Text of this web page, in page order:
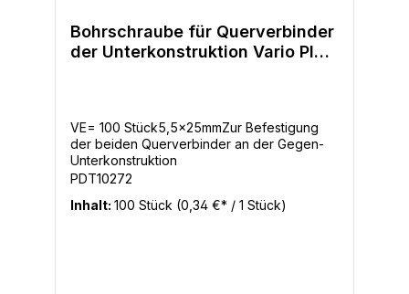
Bohrschraube für Querverbinder
der Unterkonstruktion Vario Plus
VE= 100 Stück5,5x25mmZur Befestigung
der beiden Querverbinder an der Gegen-
Unterkonstruktion
PDT10272
Inhalt: 100 Stück (0,34 €* / 1 Stück)